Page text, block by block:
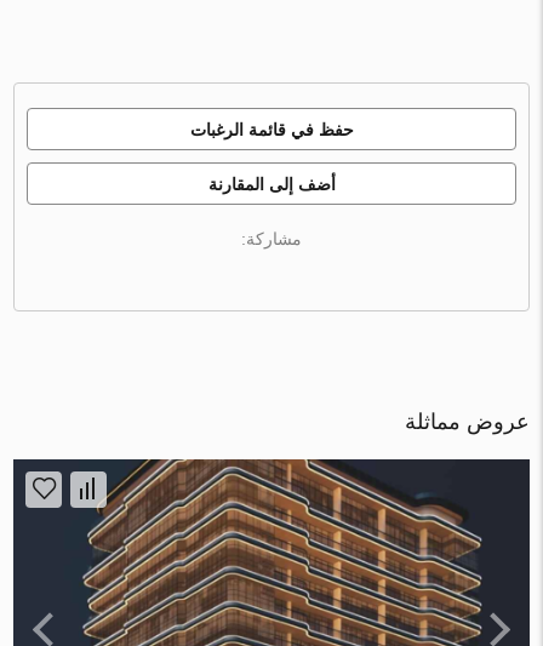
حفظ في قائمة الرغبات
أضف إلى المقارنة
مشاركة:
عروض مماثلة